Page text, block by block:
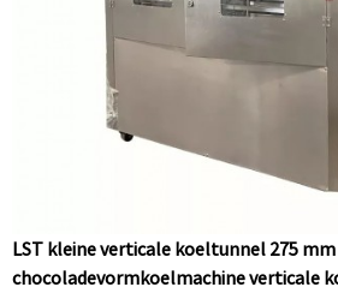
LST kleine verticale koeltunnel 275
chocoladevormkoelmachine verticale